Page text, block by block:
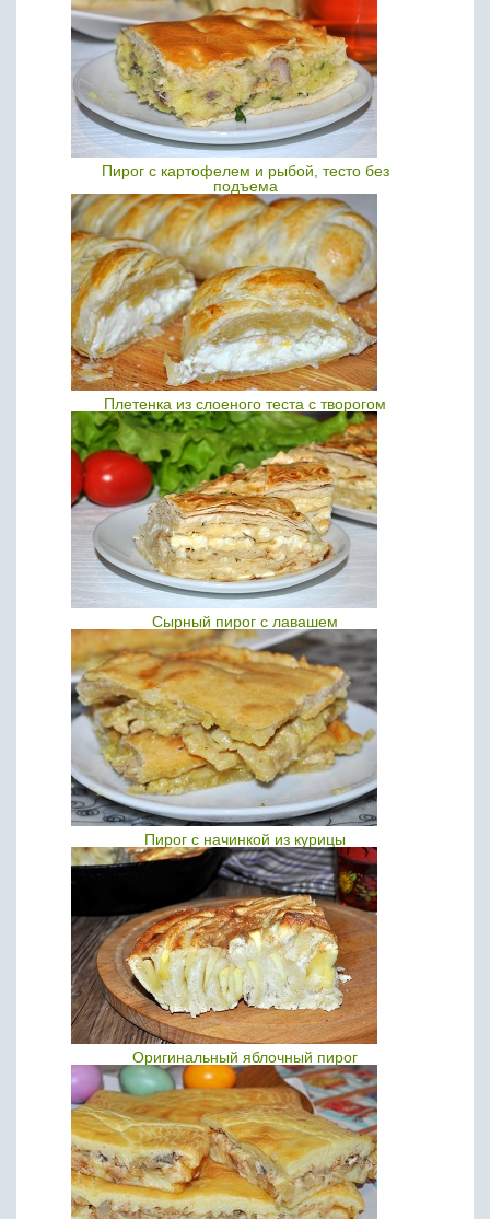
Пирог с картофелем и рыбой, тесто без
подъема
Плетенка из слоеного теста с творогом
Сырный пирог с лавашем
Пирог с начинкой из курицы
Оригинальный яблочный пирог